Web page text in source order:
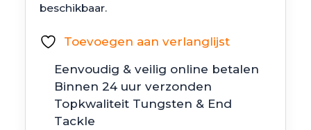
beschikbaar.
Toevoegen aan verlanglijst
Eenvoudig & veilig online betalen
Binnen 24 uur verzonden
Topkwaliteit Tungsten & End
Tackle